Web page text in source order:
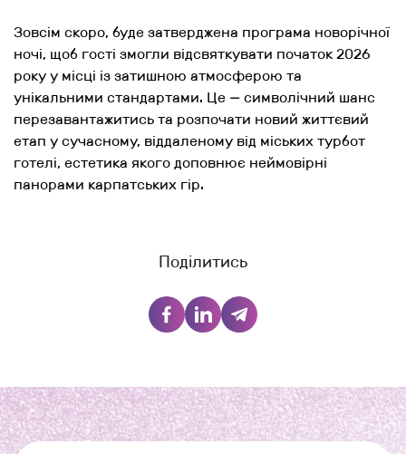
Зовсім скоро, буде затверджена програма новорічної
ночі, щоб гості змогли відсвяткувати початок 2026
року у місці із затишною атмосферою та
унікальними стандартами. Це — символічний шанс
перезавантажитись та розпочати новий життєвий
етап у сучасному, віддаленому від міських турбот
готелі, естетика якого доповнює неймовірні
панорами карпатських гір.
Поділитись